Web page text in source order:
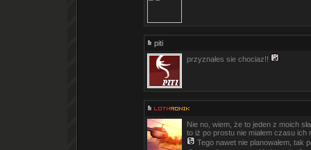
piti
przyznałes sie chociaz!!
Nie no, wiem, że to jeden z moich
to iż po prostu nie miałem czasu ich
Tego nawet nie planowałem, tak